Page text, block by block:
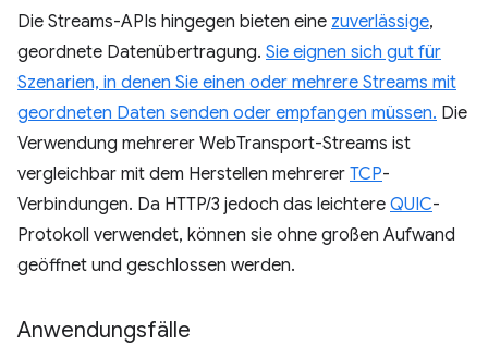
Die Streams-APIs hingegen bieten eine zuverlässige,
geordnete Datenübertragung. Sie eignen sich gut für
Szenarien, in denen Sie einen oder mehrere Streams mit
geordneten Daten senden oder empfangen müssen. Die
Verwendung mehrerer WebTransport-Streams ist
vergleichbar mit dem Herstellen mehrerer TCP-
Verbindungen. Da HTTP/3 jedoch das leichtere QUIC-
Protokoll verwendet, können sie ohne großen Aufwand
geöffnet und geschlossen werden.
Anwendungsfälle